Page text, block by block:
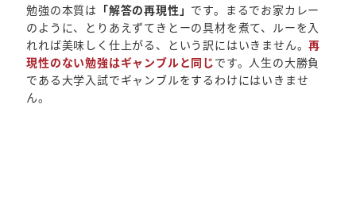
勉強の本質は 「解答の再現性」 です。まるでお家カレー
のように、とりあえずてきとーの具材を煮て、ルーを入
れれば美味しく仕上がる、という訳にはいきません。再
現性のない勉強はギャンブルと同じです。人生の大勝負
である大学入試でギャンブルをするわけにはいきませ
ん。